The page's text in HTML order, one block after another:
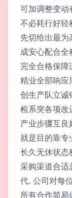
可加调整变动
不必耗行好轻
先切给出最为
成安心配合全
完全合格保障
精业全部响应
创生产队立诚
检系突各项改
产业步骤互良
就是目的靠专
长久无休状态
采购渠道合适
代. 公司对每
所有合作简易